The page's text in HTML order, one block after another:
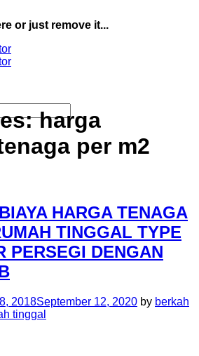
or just remove it...
harga
per m2
HARGA TENAGA
TINGGAL TYPE
PERSEGI DENGAN
2018September 12, 2020 by berkah